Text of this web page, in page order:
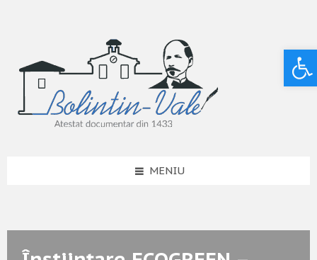
MENIU
Deschide bara de unelte